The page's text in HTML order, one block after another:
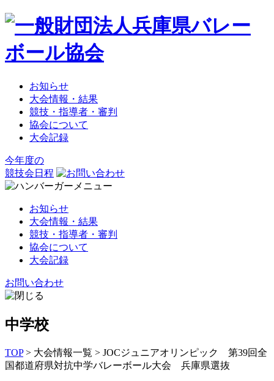
お知らせ
大会情報・結果
競技・指導者・審判
協会について
大会記録
今年度の
競技会日程
お知らせ
大会情報・結果
競技・指導者・審判
協会について
大会記録
お問い合わせ
中学校
TOP > 大会情報一覧 > JOCジュニアオリンピック 第39回全
国都道府県対抗中学バレーボール大会 兵庫県選抜